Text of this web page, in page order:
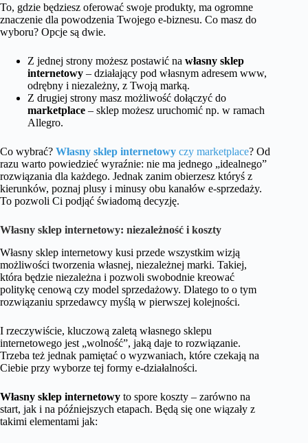
To, gdzie będziesz oferować swoje produkty, ma ogromne
znaczenie dla powodzenia Twojego e-biznesu. Co masz do
wyboru? Opcje są dwie.
Z jednej strony możesz postawić na własny sklep
internetowy – działający pod własnym adresem www,
odrębny i niezależny, z Twoją marką.
Z drugiej strony masz możliwość dołączyć do
marketplace – sklep możesz uruchomić np. w ramach
Allegro.
Co wybrać? Własny sklep internetowy czy marketplace? Od
razu warto powiedzieć wyraźnie: nie ma jednego „idealnego”
rozwiązania dla każdego. Jednak zanim obierzesz któryś z
kierunków, poznaj plusy i minusy obu kanałów e-sprzedaży.
To pozwoli Ci podjąć świadomą decyzję.
Własny sklep internetowy: niezależność i koszty
Własny sklep internetowy kusi przede wszystkim wizją
możliwości tworzenia własnej, niezależnej marki. Takiej,
która będzie niezależna i pozwoli swobodnie kreować
politykę cenową czy model sprzedażowy. Dlatego to o tym
rozwiązaniu sprzedawcy myślą w pierwszej kolejności.
I rzeczywiście, kluczową zaletą własnego sklepu
internetowego jest „wolność”, jaką daje to rozwiązanie.
Trzeba też jednak pamiętać o wyzwaniach, które czekają na
Ciebie przy wyborze tej formy e-działalności.
Własny sklep internetowy to spore koszty – zarówno na
start, jak i na późniejszych etapach. Będą się one wiązały z
takimi elementami jak: